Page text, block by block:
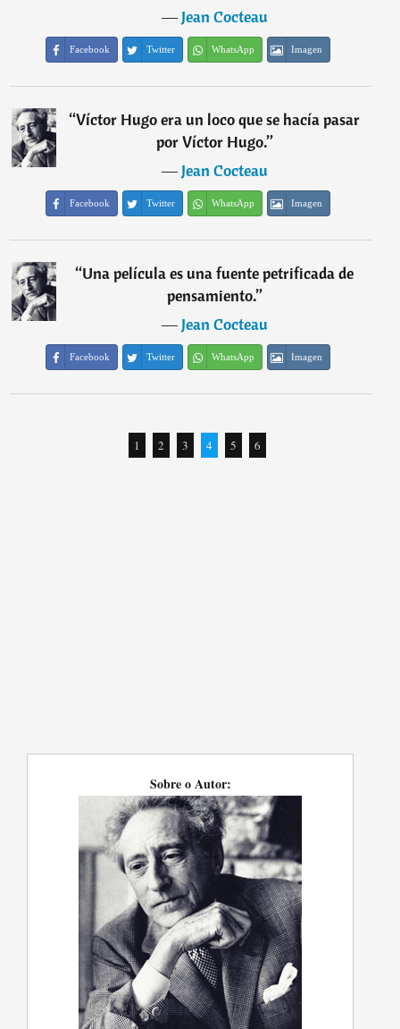
―Jean Cocteau
Facebook Twitter WhatsApp Imagen
“Víctor Hugo era un loco que se hacía pasar
por Víctor Hugo.”
―Jean Cocteau
Facebook Twitter WhatsApp Imagen
“Una película es una fuente petrificada de
pensamiento.”
―Jean Cocteau
Facebook Twitter WhatsApp Imagen
1 2 3 4 5 6
Sobre o Autor: